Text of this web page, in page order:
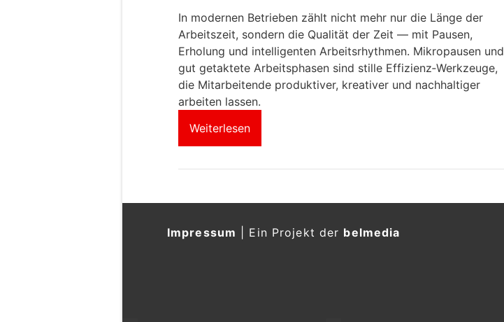
In modernen Betrieben zählt nicht mehr nur die Länge der
Arbeitszeit, sondern die Qualität der Zeit — mit Pausen,
Erholung und intelligenten Arbeitsrhythmen. Mikropausen und
gut getaktete Arbeitsphasen sind stille Effizienz‑Werkzeuge,
die Mitarbeitende produktiver, kreativer und nachhaltiger
arbeiten lassen.
Weiterlesen
Impressum Ein Projekt der belmedia